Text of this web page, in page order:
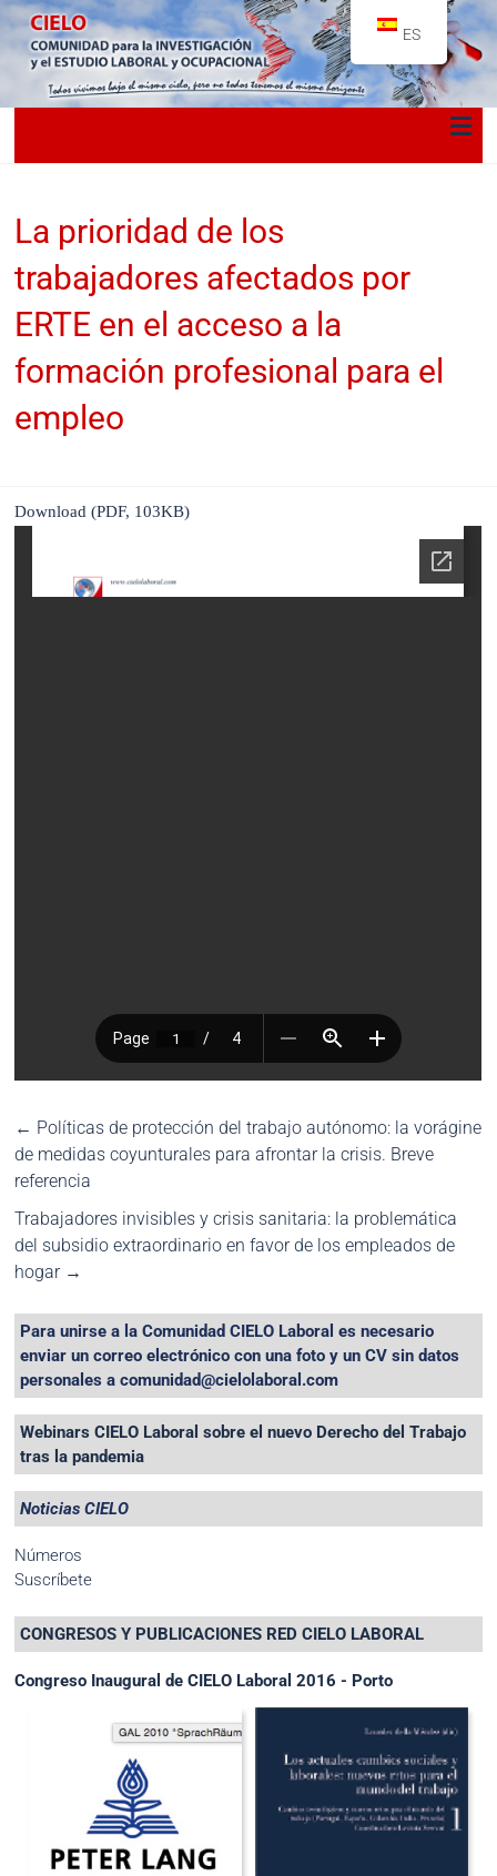
La prioridad de los
trabajadores afectados por
ERTE en el acceso a la
formación profesional para el
empleo
Download (PDF, 103KB)
← Políticas de protección del trabajo autónomo: la vorágine
de medidas coyunturales para afrontar la crisis. Breve
referencia
Trabajadores invisibles y crisis sanitaria: la problemática
del subsidio extraordinario en favor de los empleados de
hogar →
Para unirse a la Comunidad CIELO Laboral es necesario
enviar un correo electrónico con una foto y un CV sin datos
personales a comunidad@cielolaboral.com
Webinars CIELO Laboral sobre el nuevo Derecho del Trabajo
tras la pandemia
Noticias CIELO
Números
Suscríbete
CONGRESOS Y PUBLICACIONES RED CIELO LABORAL
Congreso Inaugural de CIELO Laboral 2016 - Porto
ES